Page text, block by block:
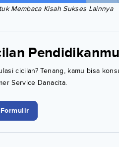
Membaca Kisah Sukses Lainnya
cicilan? Tenang, kamu bisa
Service Danacita.